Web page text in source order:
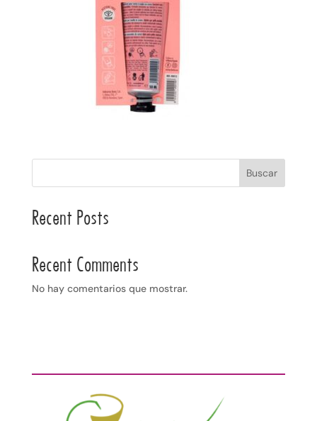
Buscar
Recent Posts
Recent Comments
No hay comentarios que mostrar.